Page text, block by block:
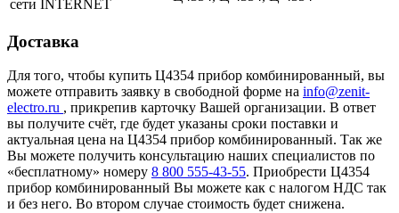
сети INTERNET
Доставка
Для того, чтобы купить Ц4354 прибор комбинированный, вы
можете отправить заявку в свободной форме на info@zenit-
electro.ru , прикрепив карточку Вашей организации. В ответ
вы получите счёт, где будет указаны сроки поставки и
актуальная цена на Ц4354 прибор комбинированный. Так же
Вы можете получить консультацию наших специалистов по
«бесплатному» номеру 8 800 555-43-55. Приобрести Ц4354
прибор комбинированный Вы можете как с налогом НДС так
и без него. Во втором случае стоимость будет снижена.